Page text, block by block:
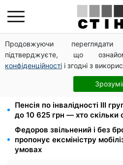
Продовжуючи
підтверджуєте, що
конфіденційності і згодні з
Церковне свято 9 серпня:
суворі заборони
зиму
До 19 400 грн на дрова: ПФУ
субсидію для власників
Пенсія по інвалідності III
до 10 625 грн — хто скільки
Федоров звільнений і без
пропонує ексміністру
умовах